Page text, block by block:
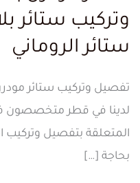
وتركيب ستائر
ستائر الروماني
تفصيل وتركيب ستائر
لدينا في قطر متخصصون
المتعلقة بتفصيل وتركيب
بحاجة […]